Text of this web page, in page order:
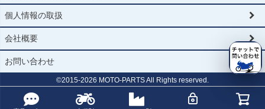
個人情報の取扱
会社概要
お問い合わせ
©2015-2026 MOTO-PARTS All Rights reserved.